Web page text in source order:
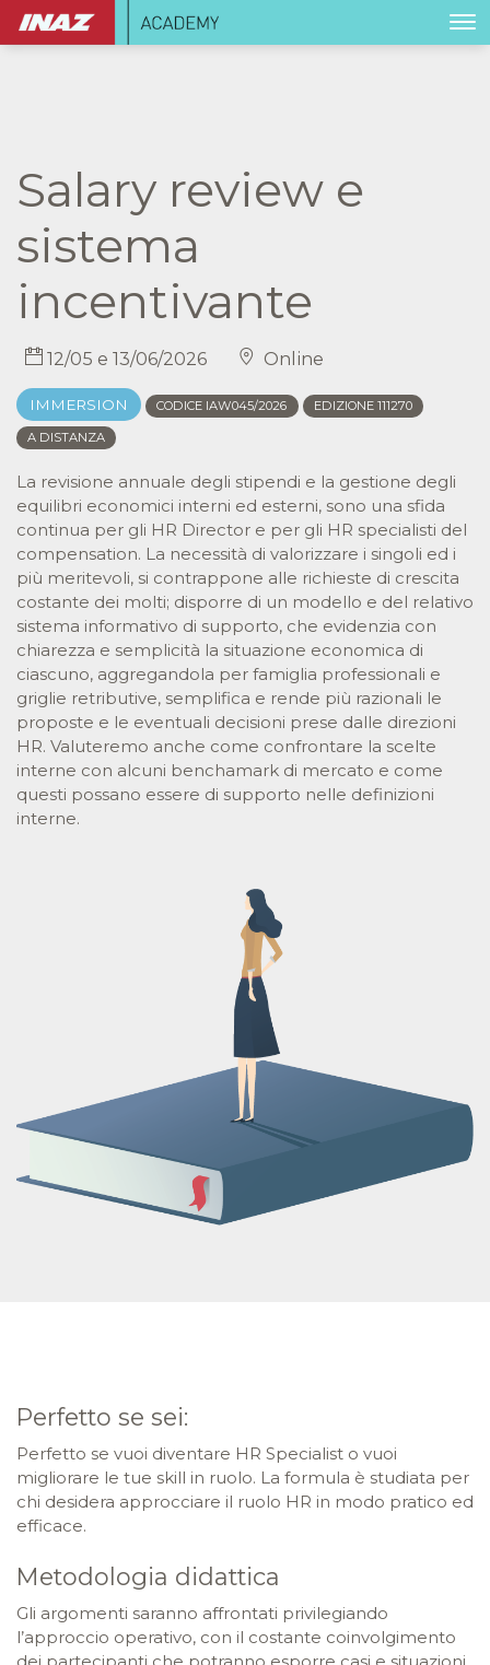
Salary review e
sistema
incentivante
12/05 e 13/06/2026 Online
IMMERSION CODICE IAW045/2026 EDIZIONE 111270
A DISTANZA
La revisione annuale degli stipendi e la gestione degli
equilibri economici interni ed esterni, sono una sfida
continua per gli HR Director e per gli HR specialisti del
compensation. La necessità di valorizzare i singoli ed i
più meritevoli, si contrappone alle richieste di crescita
costante dei molti; disporre di un modello e del relativo
sistema informativo di supporto, che evidenzia con
chiarezza e semplicità la situazione economica di
ciascuno, aggregandola per famiglia professionali e
griglie retributive, semplifica e rende più razionali le
proposte e le eventuali decisioni prese dalle direzioni
HR. Valuteremo anche come confrontare la scelte
interne con alcuni benchamark di mercato e come
questi possano essere di supporto nelle definizioni
interne.
Perfetto se sei:
Perfetto se vuoi diventare HR Specialist o vuoi
migliorare le tue skill in ruolo. La formula è studiata per
chi desidera approcciare il ruolo HR in modo pratico ed
efficace.
Metodologia didattica
Gli argomenti saranno affrontati privilegiando
l’approccio operativo, con il costante coinvolgimento